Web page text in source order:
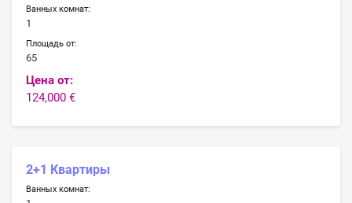
Ванных комнат:
1
Площадь от:
65
Цена от:
124,000 €
2+1 Квартиры
Ванных комнат: